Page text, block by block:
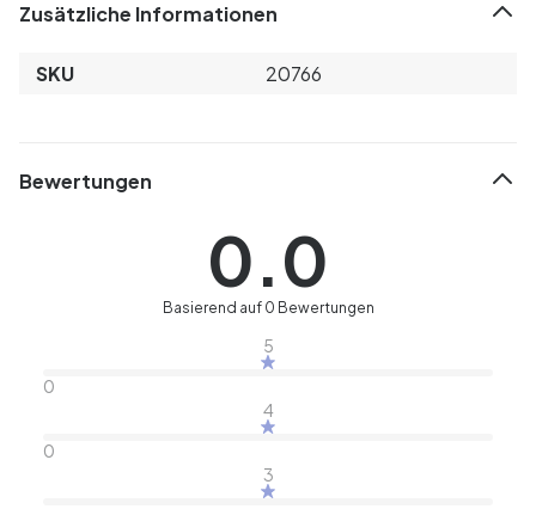
Zusätzliche Informationen
SKU 20766
Bewertungen
0.0
Basierend auf 0 Bewertungen
5
0
4
0
3